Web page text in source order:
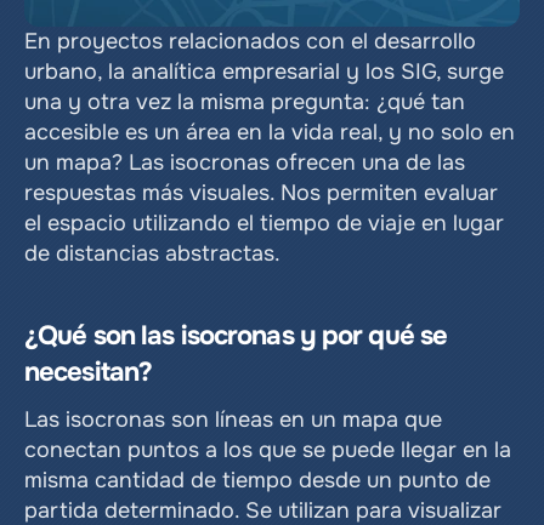
En proyectos relacionados con el desarrollo
urbano, la analítica empresarial y los SIG, surge
una y otra vez la misma pregunta: ¿qué tan
accesible es un área en la vida real, y no solo en
un mapa? Las isocronas ofrecen una de las
respuestas más visuales. Nos permiten evaluar
el espacio utilizando el tiempo de viaje en lugar
de distancias abstractas.
¿Qué son las isocronas y por qué se
necesitan?
Las isocronas son líneas en un mapa que
conectan puntos a los que se puede llegar en la
misma cantidad de tiempo desde un punto de
partida determinado. Se utilizan para visualizar